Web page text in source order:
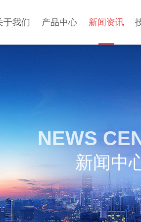
于我们 产品中心 新闻资讯
NEWS
新闻中